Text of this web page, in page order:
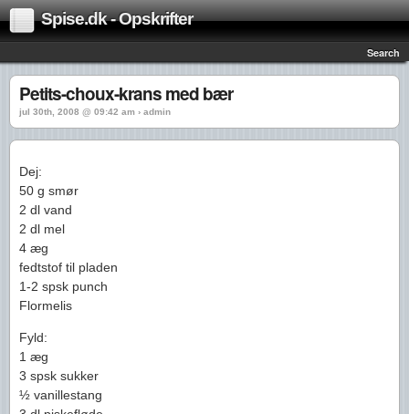
Spise.dk - Opskrifter
Search
Petits-choux-krans med bær
jul 30th, 2008 @ 09:42 am › admin
Dej:
50 g smør
2 dl vand
2 dl mel
4 æg
fedtstof til pladen
1-2 spsk punch
Flormelis
Fyld:
1 æg
3 spsk sukker
½ vanillestang